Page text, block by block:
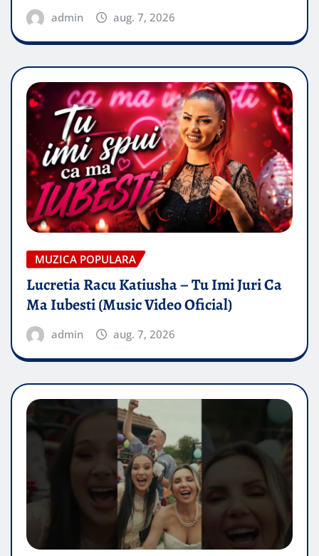
admin aug. 7, 2026
MUZICA POPULARA
Lucretia Racu Katiusha – Tu Imi Juri Ca
Ma Iubesti (Music Video Oficial)
admin aug. 7, 2026